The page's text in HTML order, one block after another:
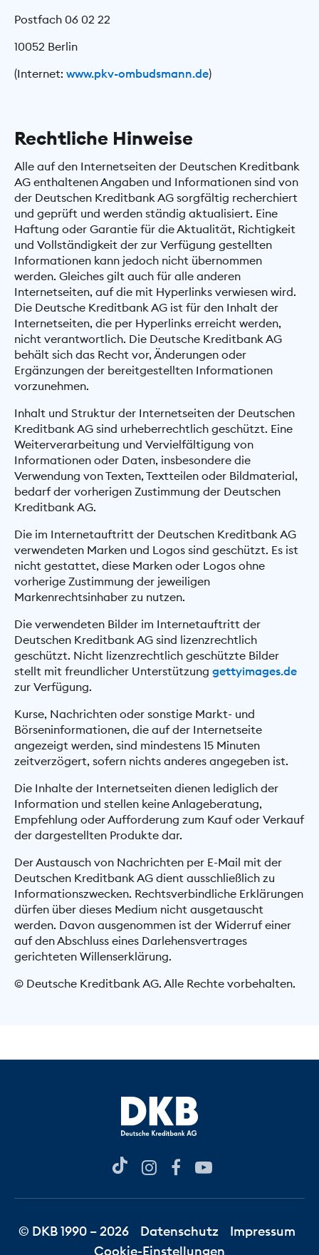
Postfach 06 02 22
10052 Berlin
(Internet: www.pkv-ombudsmann.de)
Rechtliche Hinweise
Alle auf den Internetseiten der Deutschen Kreditbank
AG enthaltenen Angaben und Informationen sind von
der Deutschen Kreditbank AG sorgfältig recherchiert
und geprüft und werden ständig aktualisiert. Eine
Haftung oder Garantie für die Aktualität, Richtigkeit
und Vollständigkeit der zur Verfügung gestellten
Informationen kann jedoch nicht übernommen
werden. Gleiches gilt auch für alle anderen
Internetseiten, auf die mit Hyperlinks verwiesen wird.
Die Deutsche Kreditbank AG ist für den Inhalt der
Internetseiten, die per Hyperlinks erreicht werden,
nicht verantwortlich. Die Deutsche Kreditbank AG
behält sich das Recht vor, Änderungen oder
Ergänzungen der bereitgestellten Informationen
vorzunehmen.
Inhalt und Struktur der Internetseiten der Deutschen
Kreditbank AG sind urheberrechtlich geschützt. Eine
Weiterverarbeitung und Vervielfältigung von
Informationen oder Daten, insbesondere die
Verwendung von Texten, Textteilen oder Bildmaterial,
bedarf der vorherigen Zustimmung der Deutschen
Kreditbank AG.
Die im Internetauftritt der Deutschen Kreditbank AG
verwendeten Marken und Logos sind geschützt. Es ist
nicht gestattet, diese Marken oder Logos ohne
vorherige Zustimmung der jeweiligen
Markenrechtsinhaber zu nutzen.
Die verwendeten Bilder im Internetauftritt der
Deutschen Kreditbank AG sind lizenzrechtlich
geschützt. Nicht lizenzrechtlich geschützte Bilder
stellt mit freundlicher Unterstützung gettyimages.de
zur Verfügung.
Kurse, Nachrichten oder sonstige Markt- und
Börseninformationen, die auf der Internetseite
angezeigt werden, sind mindestens 15 Minuten
zeitverzögert, sofern nichts anderes angegeben ist.
Die Inhalte der Internetseiten dienen lediglich der
Information und stellen keine Anlageberatung,
Empfehlung oder Aufforderung zum Kauf oder Verkauf
der dargestellten Produkte dar.
Der Austausch von Nachrichten per E-Mail mit der
Deutschen Kreditbank AG dient ausschließlich zu
Informationszwecken. Rechtsverbindliche Erklärungen
dürfen über dieses Medium nicht ausgetauscht
werden. Davon ausgenommen ist der Widerruf einer
auf den Abschluss eines Darlehensvertrages
gerichteten Willenserklärung.
© Deutsche Kreditbank AG. Alle Rechte vorbehalten.
© DKB 1990 – 2026 Datenschutz
Impressum
Cookie-Einstellungen